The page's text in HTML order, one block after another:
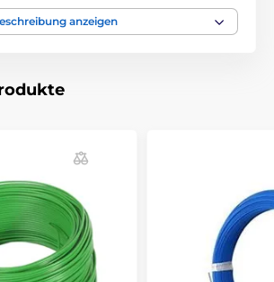
können sich ohne
ändern. Bilder dienen
zäune
ElektrozäuneZubehör für
anzeigen